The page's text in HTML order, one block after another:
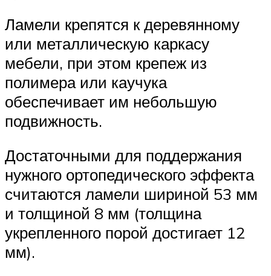
Ламели крепятся к деревянному
или металлическую каркасу
мебели, при этом крепеж из
полимера или каучука
обеспечивает им небольшую
подвижность.
Достаточными для поддержания
нужного ортопедического эффекта
считаются ламели шириной 53 мм
и толщиной 8 мм (толщина
укрепленного порой достигает 12
мм).